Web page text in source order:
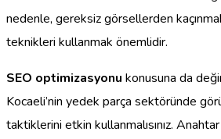
nedenle, gereksiz görsellerden
teknikleri kullanmak önemlidir.
SEO optimizasyonu konusuna da
Kocaeli’nin yedek parça sektöründe
taktiklerini etkin kullanmalısınız.